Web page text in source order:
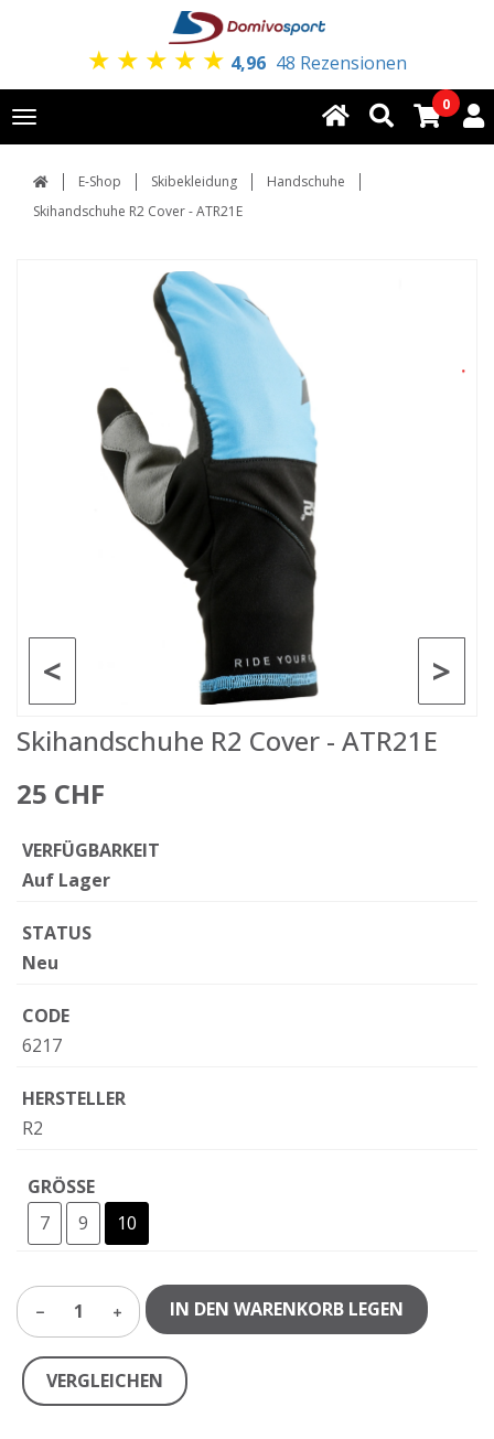
★ ★ ★ ★ ★ 4,96 48 Rezensionen
Toggle
navigation
0
E-Shop Skibekleidung
Handschuhe
Skihandschuhe R2 Cover - ATR21E
>
<
Skihandschuhe R2 Cover - ATR21E
25 CHF
VERFÜGBARKEIT
Auf Lager
STATUS
Neu
CODE
6217
HERSTELLER
R2
GRÖSSE
7
9 10
1 IN DEN WARENKORB LEGEN
VERGLEICHEN